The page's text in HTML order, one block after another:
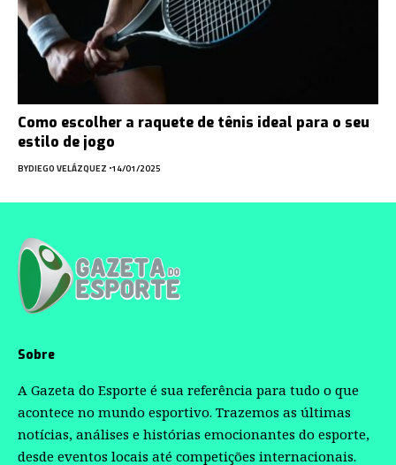
Como escolher a raquete de tênis ideal para o seu
estilo de jogo
BYDIEGO VELÁZQUEZ 14/01/2025
Sobre
A Gazeta do Esporte é sua referência para tudo o que
acontece no mundo esportivo. Trazemos as últimas
notícias, análises e histórias emocionantes do esporte,
desde eventos locais até competições internacionais.